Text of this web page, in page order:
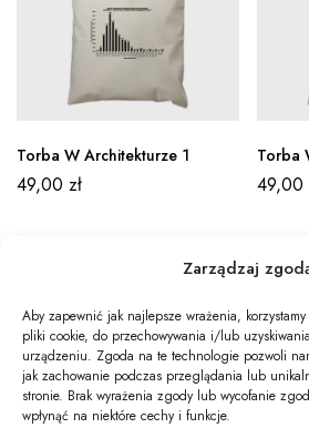
Zarządzaj
Aby zapewnić jak najlepsze wrażenia,
pliki cookie, do przechowywania i/lub
urządzeniu. Zgoda na te technologie pozwoli
jak zachowanie podczas przeglądania lub
stronie. Brak wyrażenia zgody lub wycofanie
wpłynąć na niektóre cechy i funkcje.
Torba W Architekturze 1
49,00 zł
Torba
49,00
Newsletter
Informacje